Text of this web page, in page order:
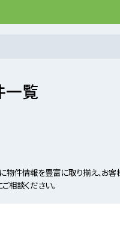
一覧
件情報を豊富に取り揃え、お
相談ください。